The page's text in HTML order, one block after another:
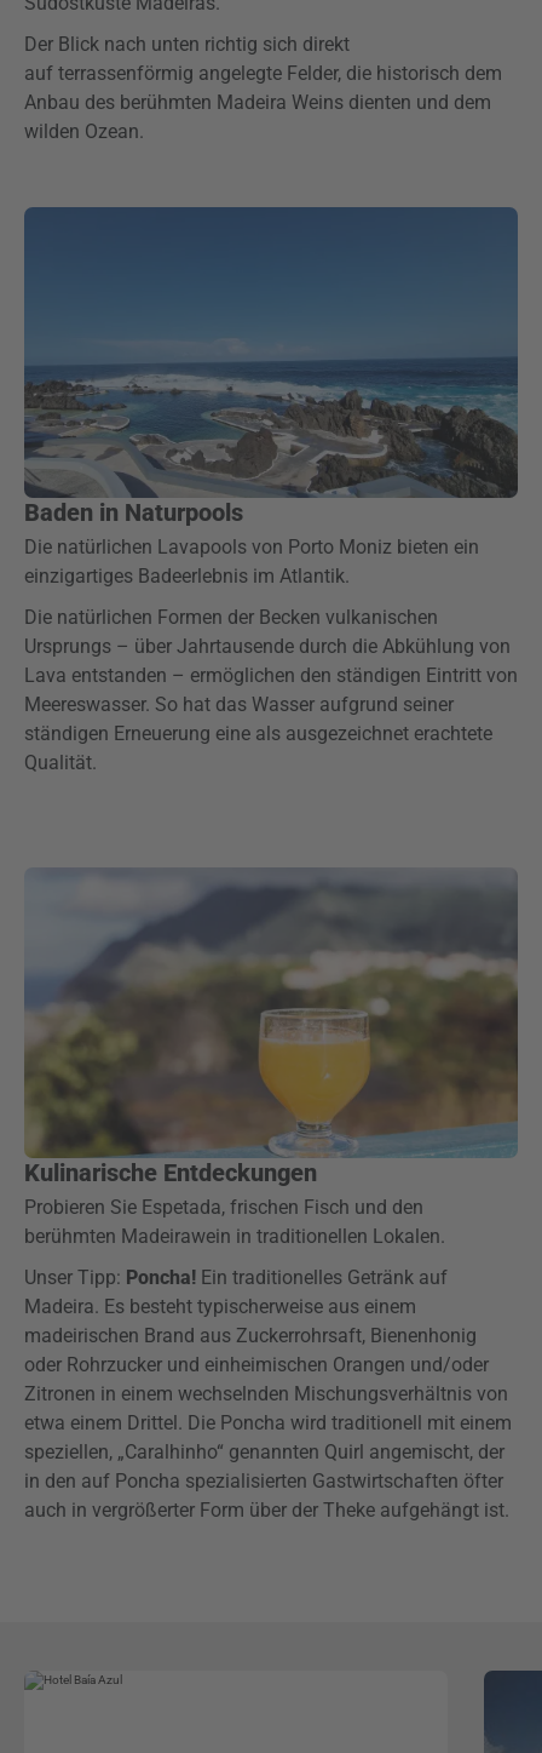
Der Blick nach unten richtig sich direkt
auf terrassenförmig angelegte Felder, die historisch dem
Anbau des berühmten Madeira Weins dienten und dem
wilden Ozean.
Baden in Naturpools
Die natürlichen Lavapools von Porto Moniz bieten ein
einzigartiges Badeerlebnis im Atlantik.
Die natürlichen Formen der Becken vulkanischen
Ursprungs – über Jahrtausende durch die Abkühlung von
Lava entstanden – ermöglichen den ständigen Eintritt von
Meereswasser. So hat das Wasser aufgrund seiner
ständigen Erneuerung eine als ausgezeichnet erachtete
Qualität.
Kulinarische Entdeckungen
Probieren Sie Espetada, frischen Fisch und den
berühmten Madeirawein in traditionellen Lokalen.
Unser Tipp: Poncha! Ein traditionelles Getränk auf
Madeira. Es besteht typischerweise aus einem
madeirischen Brand aus Zuckerrohrsaft, Bienenhonig
oder Rohrzucker und einheimischen Orangen und/oder
Zitronen in einem wechselnden Mischungsverhältnis von
etwa einem Drittel. Die Poncha wird traditionell mit einem
speziellen, „Caralhinho“ genannten Quirl angemischt, der
in den auf Poncha spezialisierten Gastwirtschaften öfter
auch in vergrößerter Form über der Theke aufgehängt ist.